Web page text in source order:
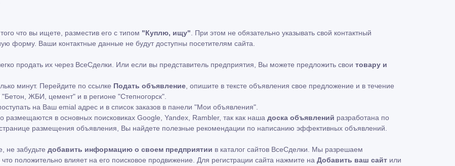
что вы ищете, разместив его с типом "Куплю, ищу". При этом не обязательно указывать свой контактный
форму. Ваши контактные данные не будут доступны посетителям сайта.
продать их через ВсеСделки. Или если вы представитель предприятия, Вы можете предложить свои товару и
минут. Перейдите по ссылке Подать объявление, опишите в тексте объявления свое предложение и в течение
ЖБИ, цемент" и в регионе "Степногорск".
на Ваш emial адрес и в список заказов в панели "Мои объявления".
размещаются в основных поисковиках Google, Yandex, Rambler, так как наша доска объявлений разработана по
размещения объявления, Вы найдете полезные рекомендации по написанию эффективных объявлений.
не забудьте добавить информацию о своем предприятии в каталог сайтов ВсеСделки. Мы разрешаем
положительно влияет на его поисковое продвижение. Для регистрации сайта нажмите на Добавить ваш сайт или